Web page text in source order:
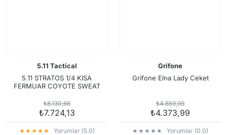
5.11 Tactical
5.11 STRATOS 1/4 KISA
FERMUAR COYOTE SWEAT
₺8.130,66
₺7.724,13
Yorumlar (5.0)
Grifone
Grifone Elna Lady Ceket
₺4.859,99
₺4.373,99
Yorumlar (0.0)